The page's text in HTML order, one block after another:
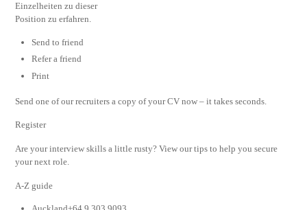
Einzelheiten zu dieser
Position zu erfahren.
Send to friend
Refer a friend
Print
Send one of our recruiters a copy of your CV now – it takes seconds.
Register
Are your interview skills a little rusty? View our tips to help you secure
your next role.
A-Z guide